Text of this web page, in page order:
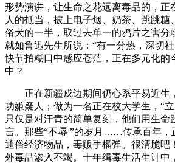
形势演讲，让生命之花远离毒品的，正
人的抵当，披上电子烟、奶茶、跳跳糖
俗犬的一半，取过去单一的鸦片之害分
就如鲁迅先生所说：“有一分热，深切
快节拍糊口中感应苍茫，正在多元化的
中？
正在新疆戍边期间仍心系平易近生
功嫌疑人；做为一名正在校大学生，“
只仅是对汗青的简单复刻，他们用生命
言。那些“不辱 ”的岁月……传承百年，
通俗经济物品，毒贩手榴弹。很清脆吧
外毒品渗入不竭。十年缉毒生活生计中